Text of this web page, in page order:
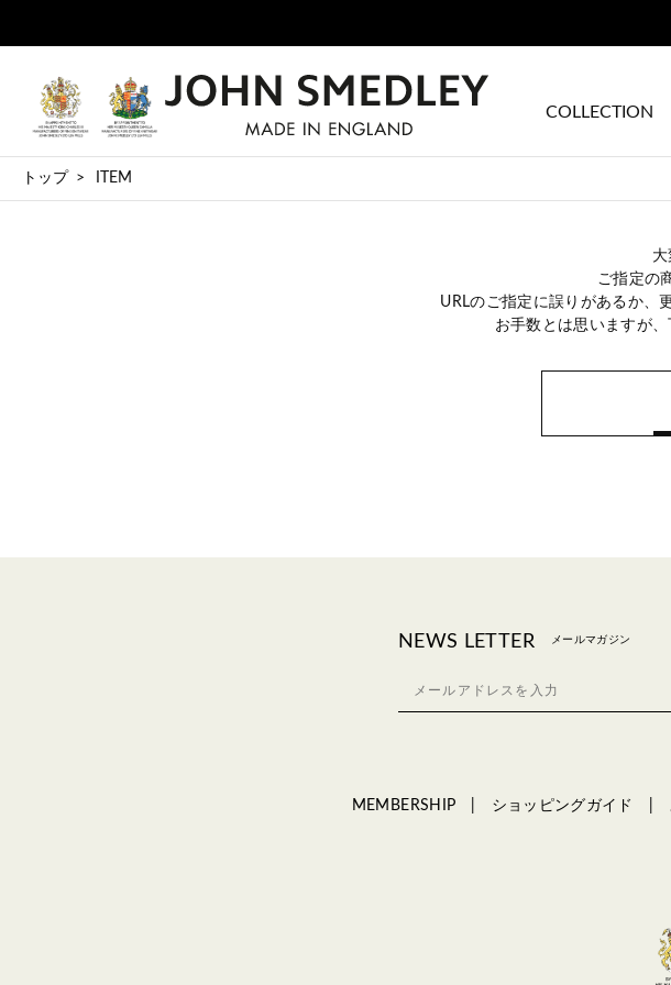
COLLECTION
トップ ITEM
大
ご指定の
URLのご指定に誤りがあるか、
お手数とは思いますが
NEWS LETTER メールマガジン
MEMBERSHIP ショッピングガイド